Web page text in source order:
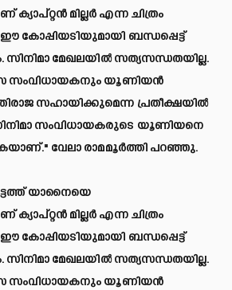
മില്ലർ എന്ന ചിത്രം
കോപ്പിയടിയുമായി ബന്ധപ്പെട്ട്
സിനിമാ മേഖലയിൽ സത്യസന്ധതയില്ല.
സംവിധായകനും യൂണിയൻ
സഹായിക്കുമെന്ന പ്രതീക്ഷയിൽ
സംവിധായകരുടെ യൂണിയനെ
വേലാ രാമമൂർത്തി പറഞ്ഞു.
യാനൈയെ
മില്ലർ എന്ന ചിത്രം
കോപ്പിയടിയുമായി ബന്ധപ്പെട്ട്
സിനിമാ മേഖലയിൽ സത്യസന്ധതയില്ല.
സംവിധായകനും യൂണിയൻ